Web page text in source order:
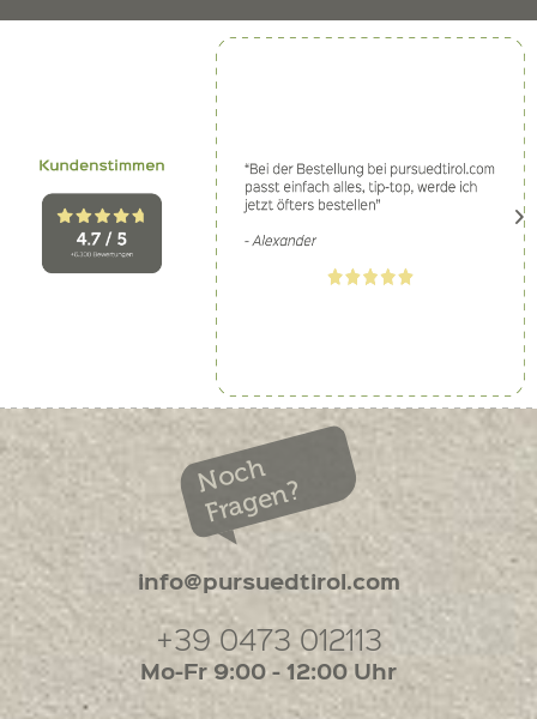
Noch
Fragen?
info@pursuedtirol.com
+39 0473 012113
Mo-Fr 9:00 - 12:00 Uhr